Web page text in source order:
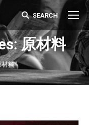
Search:
SEARCH
原材料
料"